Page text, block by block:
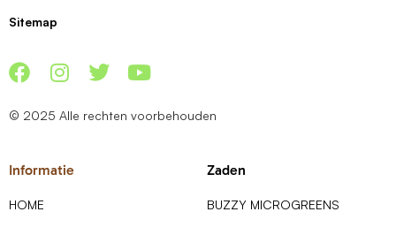
Sitemap
© 2025 Alle rechten voorbehouden
Informatie
HOME
Zaden
BUZZY MICROGREENS